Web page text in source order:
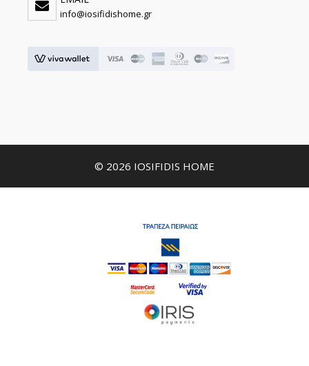
info@iosifidishome.gr
© 2026 IOSIFIDIS HOME